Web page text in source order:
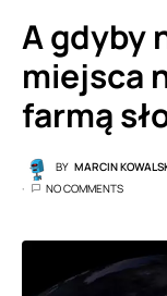
A gdyby
miejsca
farmą
BY MARCIN
NO COMMENTS